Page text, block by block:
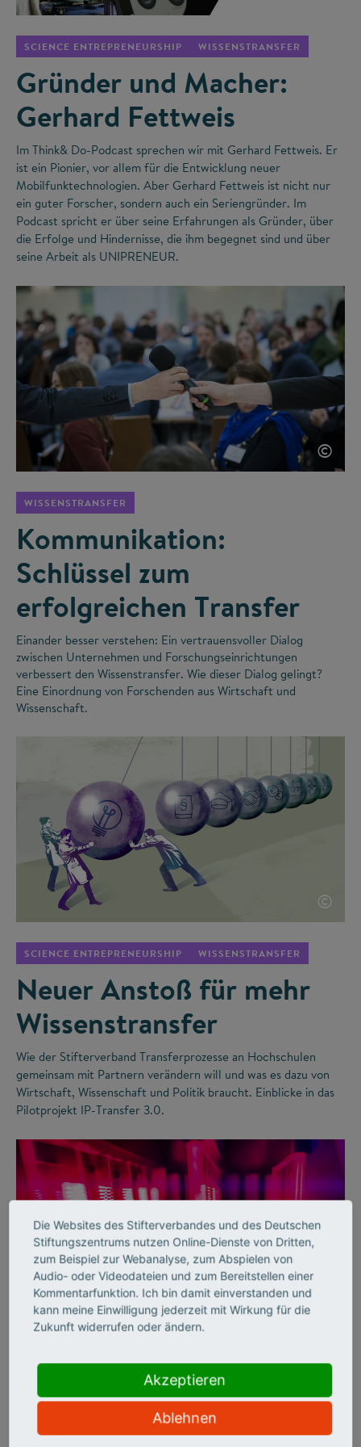
SCIENCE ENTREPRENEURSHIP WISSENSTRANSFER
Gründer und Macher:
Gerhard Fettweis
Im Think& Do-Podcast sprechen wir mit Gerhard Fettweis. Er
ist ein Pionier, vor allem für die Entwicklung neuer
Mobilfunktechnologien. Aber Gerhard Fettweis ist nicht nur
ein guter Forscher, sondern auch ein Seriengründer. Im
Podcast spricht er über seine Erfahrungen als Gründer, über
die Erfolge und Hindernisse, die ihm begegnet sind und über
seine Arbeit als UNIPRENEUR.
©
WISSENSTRANSFER
Kommunikation:
Schlüssel zum
erfolgreichen Transfer
Einander besser verstehen: Ein vertrauensvoller Dialog
zwischen Unternehmen und Forschungseinrichtungen
verbessert den Wissenstransfer. Wie dieser Dialog gelingt?
Eine Einordnung von Forschenden aus Wirtschaft und
Wissenschaft.
©
SCIENCE ENTREPRENEURSHIP WISSENSTRANSFER
Neuer Anstoß für mehr
Wissenstransfer
Wie der Stifterverband Transferprozesse an Hochschulen
gemeinsam mit Partnern verändern will und was es dazu von
Wirtschaft, Wissenschaft und Politik braucht. Einblicke in das
Pilotprojekt IP-Transfer 3.0.
Mehr Licht!
Erfolgreicher Wissenstransfer: ams OSRAM und das
Die Websites des Stifterverbandes und des Deutschen
Stiftungszentrums nutzen Online-Dienste von Dritten,
zum Beispiel zur Webanalyse, zum Abspielen von
Audio- oder Videodateien und zum Bereitstellen einer
Kommentarfunktion. Ich bin damit einverstanden und
kann meine Einwilligung jederzeit mit Wirkung für die
Zukunft widerrufen oder ändern.
Akzeptieren
Ablehnen